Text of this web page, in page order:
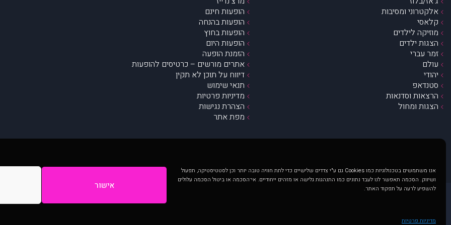
אנו משתמשים בטכנולוגיות כמו Cookies גם ע"י צדדים שלישיים כדי לתת חוויה טובה יותר וכן לסטטיסטיקה, תפעול
ושיווק. הסכמה תאפשר לנו לעבד נתונים כמו התנהגות גלישה או מזהים ייחודיים. אי־הסכמה או ביטול הסכמה עלולים
להשפיע לרעה על תפקוד האתר.
אישור
מדיניות פרטיות
אלקטרוני ומסיבות
קלאסי
מוזיקה לילדים
הצגות ילדים
זמר עברי
עולם
יהודי
סטנדאפ
הרצאות וסדנאות
הצגות ומחול
הופעות חינם
הופעות בהנחה
הופעות בחוץ
הופעות היום
הזמנת הופעה
אתרים מורשים – כרטיסים להופעות
דיווח על תוכן לא תקין
תנאי שימוש
מדיניות פרטיות
הצהרת נגישות
מפת אתר